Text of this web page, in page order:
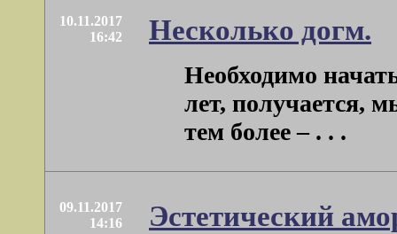
10.11.2017
16:42
Несколько догм.
Необходимо
лет, получается,
тем более – . . .
09.11.2017
14:16
Эстетический